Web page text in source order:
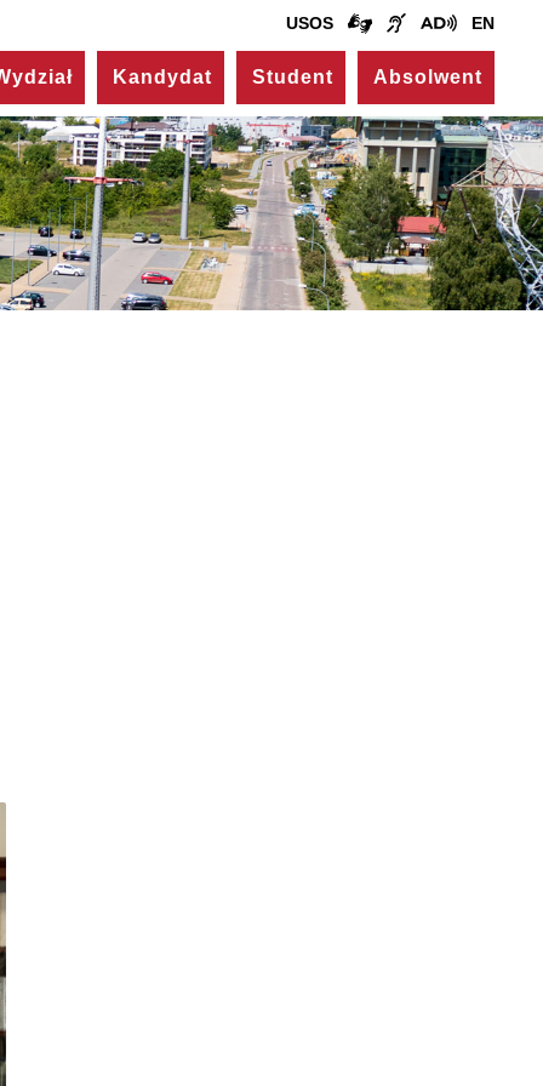
USOS EN
Kandydat Student Absolwent